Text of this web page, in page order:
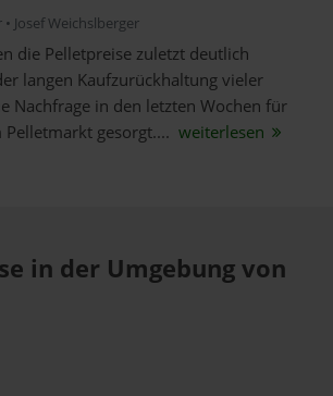
• Josef Weichslberger
die Pelletpreise zuletzt deutlich
langen Kaufzurückhaltung vieler
Nachfrage in den letzten Wochen für
gesorgt.... weiterlesen
in der Umgebung von